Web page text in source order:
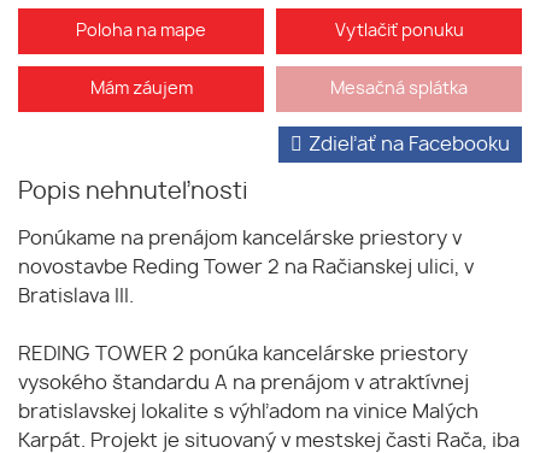
Poloha na mape Vytlačiť ponuku
Mám záujem Mesačná splátka
Popis nehnuteľnosti
Zdieľať na Facebooku
Ponúkame na prenájom kancelárske priestory v
novostavbe Reding Tower 2 na Račianskej ulici, v
Bratislava III.
REDING TOWER 2 ponúka kancelárske priestory
vysokého štandardu A na prenájom v atraktívnej
bratislavskej lokalite s výhľadom na vinice Malých
Karpát. Projekt je situovaný v mestskej časti Rača, iba